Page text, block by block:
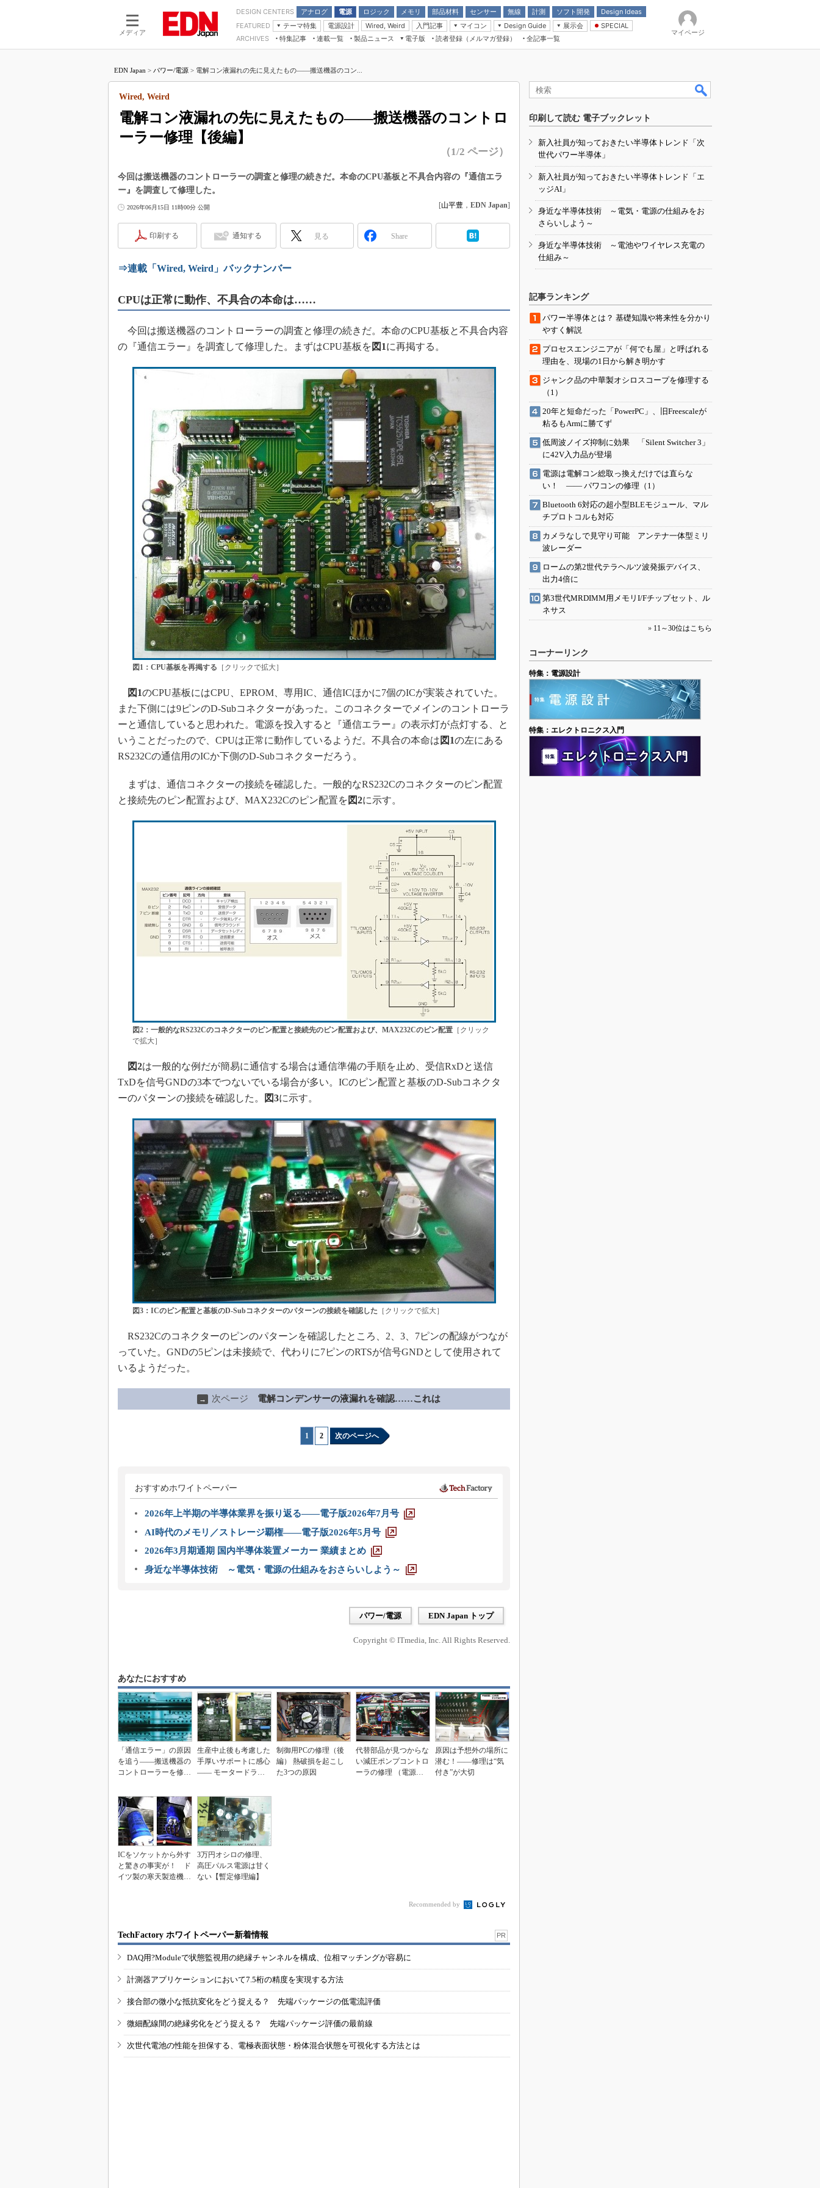
メディア
DESIGN CENTERS アナログ
電源
モーター
ロジック
LSI
メモリ
部品材料
受動部品
センサー 無線 計測 ソフト開発
Design Ideas
アナログ機能回路
計測とテスト
Wired, Weird
FEATURED
テーマ特集
つながるクルマ
エレクトロニクス入門
5G（EE Times Japan）
製品解剖（EE Times Japan）
電源設計 Wired, Weird
入門記事
モーター入門
マイコン
マイコン講座
Design Guide
計測機器
展示会
CEATEC
組込み/エッジコンピューティング展
人とくるま展
SPECIAL
Microchip情報
ARCHIVES 特集記事
連載一覧
マイクロプロセッサ懐古録
たった2つの式で始めるDC/DCコン
バーターの設計
DC-DCコンバーター活用講座
Q&Aで学ぶマイコン講座
高速シリアル伝送技術講座
記録計／データロガーの基礎知識
ズ編
座
「SPICEの仕組みとその活用設計」
最新記事一覧
IoT時代の無線規格を知る【Thread
編】
IoT時代の無線規格を知る【Z-Wave
編】
製品ニュース
電子版
電子ブックレット
読者登録（メルマガ登録） 全記事一覧
マイページ
EDN Japan > パワー/電源 > 電解コン液漏れの先に見えたもの――搬送機器のコン...
電解コン液漏れの先に見えたもの――搬送機器のコントロ
ーラー修理【後編】
Wired, Weird
（1/2 ページ）
今回は搬送機器のコントローラーの調査と修理の続きだ。本命のCPU基板と不具合内容の『通信エラ
ー』を調査して修理した。
2026年06月15日 11時00分 公開 [山平豊 ， EDN Japan]
印刷する 通知する 見る Share
⇒連載「Wired, Weird」バックナンバー
CPUは正常に動作、不具合の本命は……
今回は搬送機器のコントローラーの調査と修理の続きだ。本命のCPU基板と不具合内容
の『通信エラー』を調査して修理した。まずはCPU基板を 図1に再掲する。
図1：CPU基板を再掲する ［クリックで拡大］
図1のCPU基板にはCPU、EPROM、専用IC、通信ICほかに7個のICが実装されていた。
また下側には9ピンのD-Subコネクターがあった。このコネクターでメインのコントローラ
ーと通信していると思われた。電源を投入すると『通信エラー』の表示灯が点灯する、と
いうことだったので、CPUは正常に動作しているようだ。不具合の本命は 図1の左にある
RS232Cの通信用のICか下側のD-Subコネクターだろう。
まずは、通信コネクターの接続を確認した。一般的なRS232Cのコネクターのピン配置
と接続先のピン配置および、MAX232Cのピン配置を 図2に示す。
図2：一般的なRS232Cのコネクターのピン配置と接続先のピン配置および、MAX232Cのピン配置［クリック
で拡大］
図2は一般的な例だが簡易に通信する場合は通信準備の手順を止め、受信RxDと送信
TxDを信号GNDの3本でつないでいる場合が多い。ICのピン配置と基板のD-Subコネクタ
ーのパターンの接続を確認した。
図3に示す。
図3：ICのピン配置と基板のD-Subコネクターのパターンの接続を確認した ［クリックで拡大］
RS232Cのコネクターのピンのパターンを確認したところ、2、3、7ピンの配線がつなが
っていた。GNDの5ピンは未接続で、代わりに7ピンのRTSが信号GNDとして使用されて
いるようだった。
→ 次ページ 電解コンデンサーの液漏れを確認……これは
1 2 次のページへ
おすすめホワイトペーパー
2026年上半期の半導体業界を振り返る――電子版2026年7月号
AI時代のメモリ／ストレージ覇権――電子版2026年5月号
2026年3月期通期 国内半導体装置メーカー 業績まとめ
身近な半導体技術 ～電気・電源の仕組みをおさらいしよう～
パワー/電源 EDN Japan トップ
Copyright © ITmedia, Inc. All Rights Reserved.
あなたにおすすめ
「通信エラー」の原因
を追う――搬送機器の
コントローラーを修理
生産中止後も考慮した
手厚いサポートに感心
―― モータードライ
制御用PCの修理（後
編） 熱破損を起こし
た3つの原因
代替部品が見つからな
い減圧ポンプコントロ
ーラの修理 （電源
原因は予想外の場所に
潜む！――修理は“気
付き”が大切
ICをソケットから外す
と驚きの事実が！ ド
イツ製の寒天製造機を
3万円オシロの修理、
高圧パルス電源は甘く
ない【暫定修理編】
Recommended by
TechFactory ホワイトペーパー新着情報 PR
DAQ用?Moduleで状態監視用の絶縁チャンネルを構成、位相マッチングが容易に
計測器アプリケーションにおいて7.5桁の精度を実現する方法
接合部の微小な抵抗変化をどう捉える？ 先端パッケージの低電流評価
微細配線間の絶縁劣化をどう捉える？ 先端パッケージ評価の最前線
次世代電池の性能を担保する、電極表面状態・粉体混合状態を可視化する方法とは
印刷して読む 電子ブックレット
新入社員が知っておきたい半導体トレンド「次
世代パワー半導体」
新入社員が知っておきたい半導体トレンド「エ
ッジAI」
身近な半導体技術 ～電気・電源の仕組みをお
さらいしよう～
身近な半導体技術 ～電池やワイヤレス充電の
仕組み～
記事ランキング
パワー半導体とは？ 基礎知識や将来性を分かり
やすく解説
プロセスエンジニアが「何でも屋」と呼ばれる
理由を、現場の1日から解き明かす
ジャンク品の中華製オシロスコープを修理する
（1）
20年と短命だった「PowerPC」、旧Freescaleが
粘るもArmに勝てず
低周波ノイズ抑制に効果 「Silent Switcher 3」
に42V入力品が登場
電源は電解コン総取っ換えだけでは直らな
い！ ―― パワコンの修理（1）
Bluetooth 6対応の超小型BLEモジュール、マル
チプロトコルも対応
カメラなしで見守り可能 アンテナ一体型ミリ
波レーダー
ロームの第2世代テラヘルツ波発振デバイス、
出力4倍に
第3世代MRDIMM用メモリI/Fチップセット、ル
ネサス
» 11～30位はこちら
コーナーリンク
特集：電源設計
特集：エレクトロニクス入門